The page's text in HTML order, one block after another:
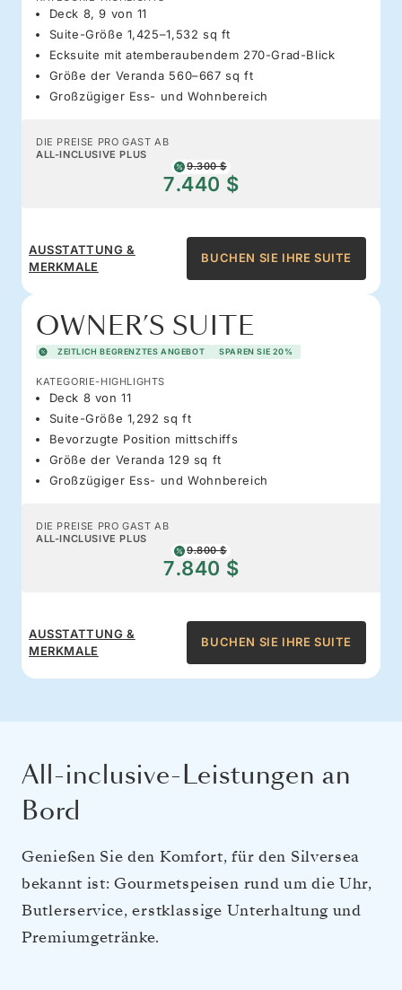
Deck 8, 9 von 11
Suite-Größe 1,425–1,532 sq ft
Ecksuite mit atemberaubendem 270-Grad-Blick
Größe der Veranda 560–667 sq ft
Großzügiger Ess- und Wohnbereich
DIE PREISE PRO GAST AB
ALL-INCLUSIVE PLUS
9.300 $
7.440 $
AUSSTATTUNG &
MERKMALE
BUCHEN SIE IHRE SUITE
OWNER’S SUITE
ZEITLICH BEGRENZTES ANGEBOT SPAREN SIE 20%
KATEGORIE-HIGHLIGHTS
Deck 8 von 11
Suite-Größe 1,292 sq ft
Bevorzugte Position mittschiffs
Größe der Veranda 129 sq ft
Großzügiger Ess- und Wohnbereich
DIE PREISE PRO GAST AB
ALL-INCLUSIVE PLUS
9.800 $
7.840 $
AUSSTATTUNG &
MERKMALE
BUCHEN SIE IHRE SUITE
All-inclusive-Leistungen an
Bord
Genießen Sie den Komfort, für den Silversea
bekannt ist: Gourmetspeisen rund um die Uhr,
Butlerservice, erstklassige Unterhaltung und
Premiumgetränke.